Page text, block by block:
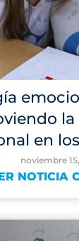
en
noviembre
NOTICIA